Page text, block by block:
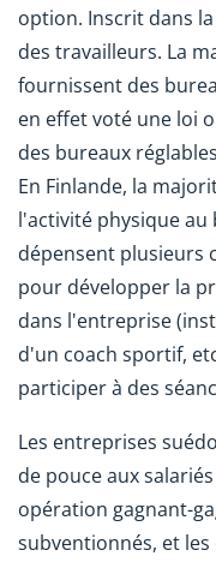
option. Inscrit dans
des travailleurs. La
fournissent des
en effet voté une loi
des bureaux
En Finlande, la
l'activité physique au
dépensent plusieurs
pour développer la
dans l'entreprise
d'un coach sportif,
participer à des
Les entreprises
de pouce aux
opération gagnant-
subventionnés, et